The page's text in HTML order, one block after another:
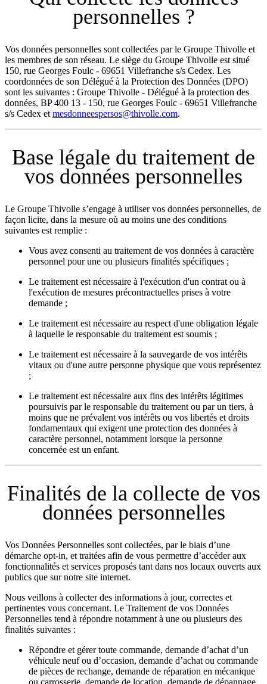
personnelles ?
Vos données personnelles sont collectées par le Groupe Thivolle et
les membres de son réseau. Le siège du Groupe Thivolle est situé
150, rue Georges Foulc - 69651 Villefranche s/s Cedex. Les
coordonnées de son Délégué à la Protection des Données (DPO)
sont les suivantes : Groupe Thivolle - Délégué à la protection des
données, BP 400 13 - 150, rue Georges Foulc - 69651 Villefranche
s/s Cedex et mesdonneespersos@thivolle.com.
Base légale du traitement de
vos données personnelles
Le Groupe Thivolle s’engage à utiliser vos données personnelles, de
façon licite, dans la mesure où au moins une des conditions
suivantes est remplie :
Vous avez consenti au traitement de vos données à caractère
personnel pour une ou plusieurs finalités spécifiques ;
Le traitement est nécessaire à l'exécution d'un contrat ou à
l'exécution de mesures précontractuelles prises à votre
demande ;
Le traitement est nécessaire au respect d'une obligation légale
à laquelle le responsable du traitement est soumis ;
Le traitement est nécessaire à la sauvegarde de vos intérêts
vitaux ou d'une autre personne physique que vous représentez
;
Le traitement est nécessaire aux fins des intérêts légitimes
poursuivis par le responsable du traitement ou par un tiers, à
moins que ne prévalent vos intérêts ou vos libertés et droits
fondamentaux qui exigent une protection des données à
caractère personnel, notamment lorsque la personne
concernée est un enfant.
Finalités de la collecte de vos
données personnelles
Vos Données Personnelles sont collectées, par le biais d’une
démarche opt-in, et traitées afin de vous permettre d’accéder aux
fonctionnalités et services proposés tant dans nos locaux ouverts aux
publics que sur notre site internet.
Nous veillons à collecter des informations à jour, correctes et
pertinentes vous concernant. Le Traitement de vos Données
Personnelles tend à répondre notamment à une ou plusieurs des
finalités suivantes :
Répondre et gérer toute commande, demande d’achat d’un
véhicule neuf ou d’occasion, demande d’achat ou commande
de pièces de rechange, demande de réparation en mécanique
ou carrosserie, demande de location, demande de dépannage,